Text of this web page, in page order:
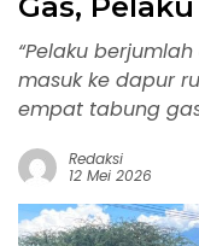
“Pelaku
masuk ke dapur
empat tabung
Redaksi
12 Mei 2026